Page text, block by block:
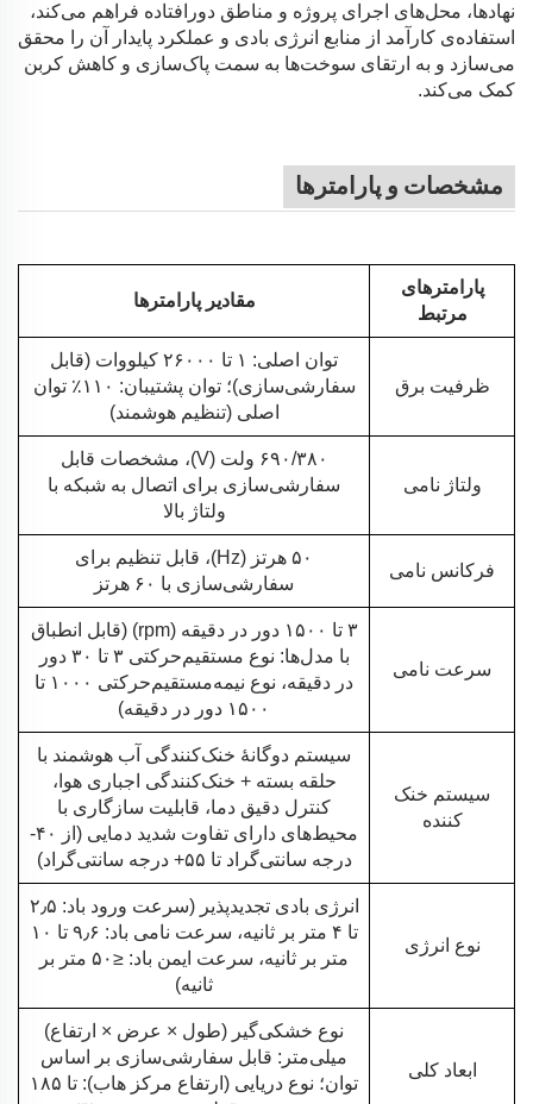
نهادها، محل‌های اجرای پروژه و مناطق دورافتاده فراهم می‌کند،
استفاده‌ی کارآمد از منابع انرژی بادی و عملکرد پایدار آن را محقق
می‌سازد و به ارتقای سوخت‌ها به سمت پاک‌سازی و کاهش کربن
کمک می‌کند.
مشخصات و پارامترها
پارامترهای
مرتبط
مقادیر پارامترها
ظرفیت برق
توان اصلی: ۱ تا ۲۶۰۰۰ کیلووات (قابل
سفارشی‌سازی)؛ توان پشتیبان: ۱۱۰٪ توان
اصلی (تنظیم هوشمند)
ولتاژ نامی
۶۹۰/۳۸۰ ولت (V)، مشخصات قابل
سفارشی‌سازی برای اتصال به شبکه با
ولتاژ بالا
فرکانس نامی
۵۰ هرتز (Hz)، قابل تنظیم برای
سفارشی‌سازی با ۶۰ هرتز
سرعت نامی
۳ تا ۱۵۰۰ دور در دقیقه (rpm) (قابل انطباق
با مدل‌ها: نوع مستقیم‌حرکتی ۳ تا ۳۰ دور
در دقیقه، نوع نیمه‌مستقیم‌حرکتی ۱۰۰۰ تا
۱۵۰۰ دور در دقیقه)
سیستم خنک
کننده
سیستم دوگانهٔ خنک‌کنندگی آب هوشمند با
حلقه بسته + خنک‌کنندگی اجباری هوا،
کنترل دقیق دما، قابلیت سازگاری با
محیط‌های دارای تفاوت شدید دمایی (از ۴۰-
درجه سانتی‌گراد تا ۵۵+ درجه سانتی‌گراد)
نوع انرژی
انرژی بادی تجدیدپذیر (سرعت ورود باد: ۲٫۵
تا ۴ متر بر ثانیه، سرعت نامی باد: ۹٫۶ تا ۱۰
متر بر ثانیه، سرعت ایمن باد: ≤۵۰ متر بر
ثانیه)
ابعاد کلی
نوع خشکی‌گیر (طول × عرض × ارتفاع)
میلی‌متر: قابل سفارشی‌سازی بر اساس
توان؛ نوع دریایی (ارتفاع مرکز هاب): تا ۱۸۵